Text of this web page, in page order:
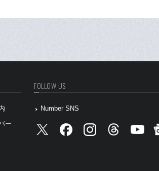
ー
FOLLOW US
Number SNS